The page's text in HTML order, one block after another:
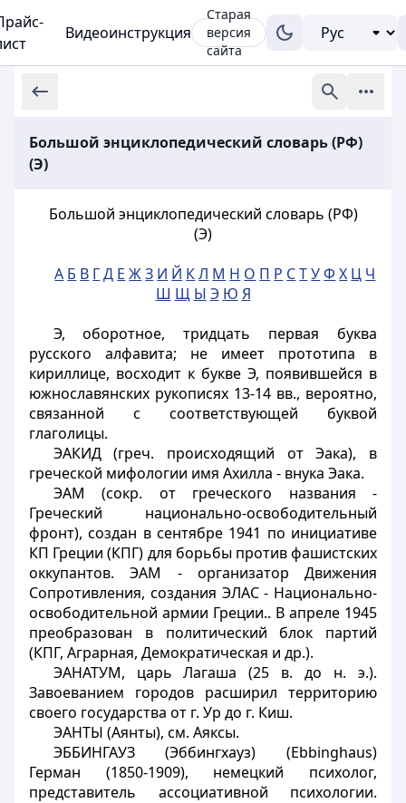
Видеоинструкция
Старая
версия
сайта
Большой энциклопедический словарь (РФ)
(Э)
Большой энциклопедический словарь (РФ)
(Э)
А Б В ГД Е ЖЗ И Й КЛ М Н О П Р СТУФ Х Ц Ч
Ш Щ Ы Э Ю Я
Э, оборотное, тридцать первая буква
русского алфавита; не имеет прототипа в
кириллице, восходит к букве Э, появившейся в
южнославянских рукописях 13-14 вв., вероятно,
связанной с соответствующей буквой
глаголицы.
ЭАКИД (греч. происходящий от Эака), в
греческой мифологии имя Ахилла - внука Эака.
ЭАМ (сокр. от греческого названия -
Греческий национально-освободительный
фронт), создан в сентябре 1941 по инициативе
КП Греции (КПГ) для борьбы против фашистских
оккупантов. ЭАМ - организатор Движения
Сопротивления, создания ЭЛАС - Национально-
освободительной армии Греции.. В апреле 1945
преобразован в политический блок партий
(КПГ, Аграрная, Демократическая и др.).
ЭАНАТУМ, царь Лагаша (25 в. до н. э.).
Завоеванием городов расширил территорию
своего государства от г. Ур до г. Киш.
ЭАНТЫ (Аянты), см. Аяксы.
ЭББИНГАУЗ (Эббингхауз) (Ebbinghaus)
Герман (1850-1909), немецкий психолог,
представитель ассоциативной психологии.